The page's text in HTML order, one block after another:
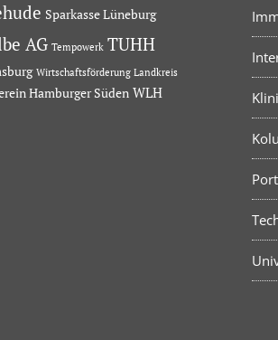
Sparkasse Lüneburg
AG Tempowerk TUHH
Wirtschaftsförderung Landkreis
Hamburger Süden WLH